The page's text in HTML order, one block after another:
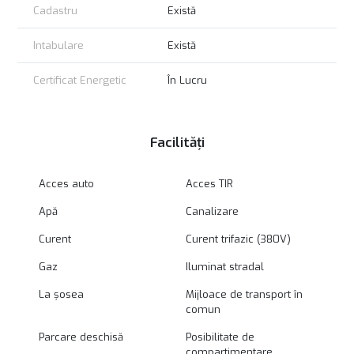
Cadastru Există
Intabulare Există
Certificat Energetic În Lucru
Facilități
Acces auto Acces TIR
Apă Canalizare
Curent Curent trifazic (380V)
Gaz Iluminat stradal
La șosea
Mijloace de transport în
comun
Parcare deschisă
Posibilitate de